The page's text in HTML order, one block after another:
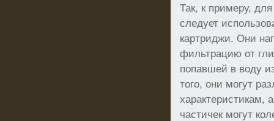
Так, к примеру,
следует
картриджи. Они
фильтрацию от
попавшей в воду
того, они могут
характеристикам,
частичек могут